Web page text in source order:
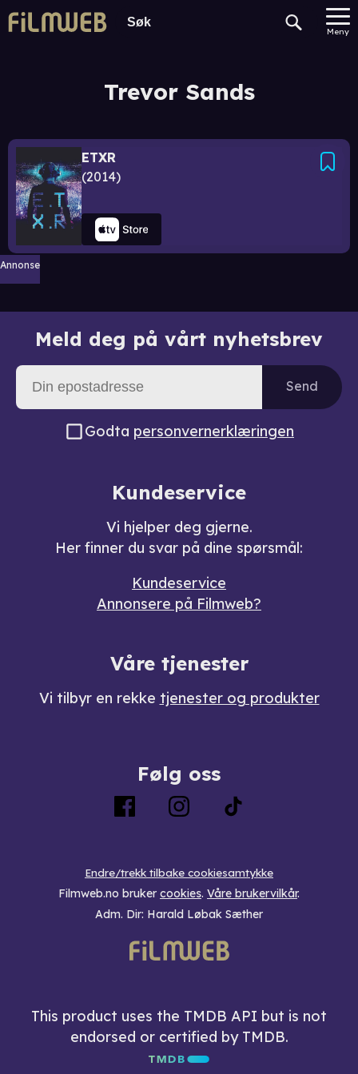
Meny
Trevor Sands
ETXR
2014
Annonse
Meld deg på vårt nyhetsbrev
Send
Godta personvernerklæringen
Kundeservice
Vi hjelper deg gjerne.
Her finner du svar på dine spørsmål:
Kundeservice
Annonsere på Filmweb?
Våre tjenester
Vi tilbyr en rekke tjenester og produkter
Følg oss
Endre/trekk tilbake cookiesamtykke
Filmweb.no bruker cookies. Våre brukervilkår.
Adm. Dir: Harald Løbak Sæther
This product uses the TMDB API but is not
endorsed or certified by TMDB.